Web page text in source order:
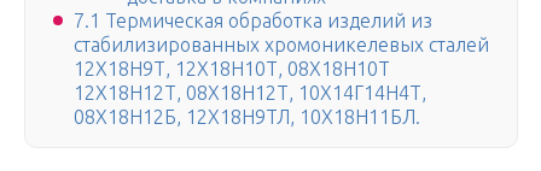
7.1 Термическая обработка изделий из
стабилизированных хромоникелевых сталей
12Х18Н9Т, 12Х18Н10Т, 08Х18Н10Т
12Х18Н12Т, 08Х18Н12Т, 10Х14Г14Н4Т,
08Х18Н12Б, 12Х18Н9ТЛ, 10Х18Н11БЛ.